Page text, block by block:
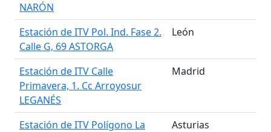
NARÓN
Estación de ITV Pol. Ind. Fase 2.
Calle G, 69 ASTORGA
León
Estación de ITV Calle
Primavera, 1. Cc Arroyosur
LEGANÉS
Madrid
Estación de ITV Polígono La
Asturias